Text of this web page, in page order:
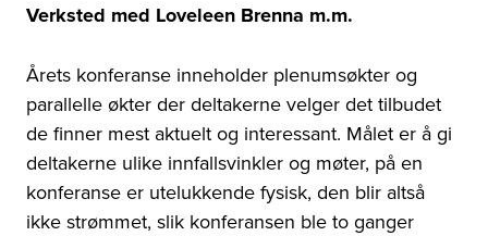
Verksted med Loveleen Brenna m.m.
Årets konferanse inneholder plenumsøkter og
parallelle økter der deltakerne velger det tilbudet
de finner mest aktuelt og interessant. Målet er å gi
deltakerne ulike innfallsvinkler og møter, på en
konferanse er utelukkende fysisk, den blir altså
ikke strømmet, slik konferansen ble to ganger